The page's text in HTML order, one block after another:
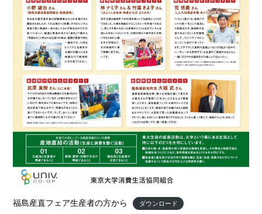
福島産直フェア生産者の方から ダウンロード